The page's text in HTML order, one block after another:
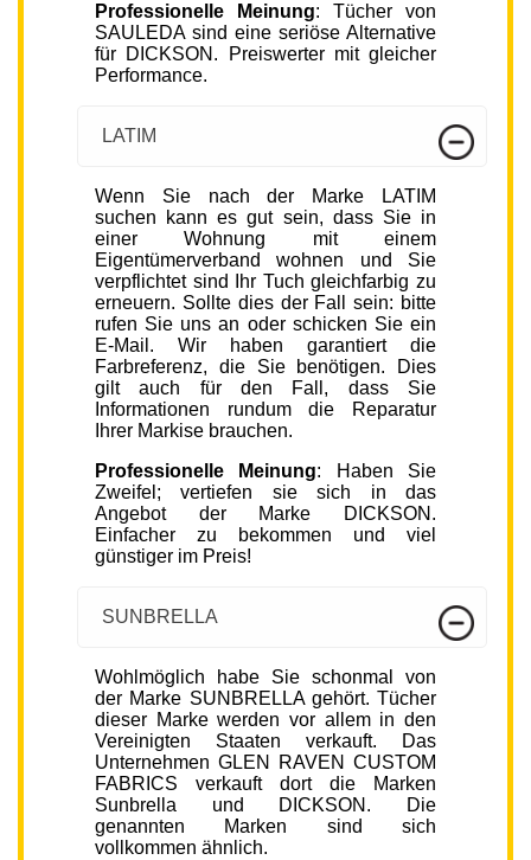
Professionelle Meinung: Tücher von
SAULEDA sind eine seriöse Alternative
für DICKSON. Preiswerter mit gleicher
Performance.
LATIM
Wenn Sie nach der Marke LATIM
suchen kann es gut sein, dass Sie in
einer Wohnung mit einem
Eigentümerverband wohnen und Sie
verpflichtet sind Ihr Tuch gleichfarbig zu
erneuern. Sollte dies der Fall sein: bitte
rufen Sie uns an oder schicken Sie ein
E-Mail. Wir haben garantiert die
Farbreferenz, die Sie benötigen. Dies
gilt auch für den Fall, dass Sie
Informationen rundum die Reparatur
Ihrer Markise brauchen.
Professionelle Meinung: Haben Sie
Zweifel; vertiefen sie sich in das
Angebot der Marke DICKSON.
Einfacher zu bekommen und viel
günstiger im Preis!
SUNBRELLA
Wohlmöglich habe Sie schonmal von
der Marke SUNBRELLA gehört. Tücher
dieser Marke werden vor allem in den
Vereinigten Staaten verkauft. Das
Unternehmen GLEN RAVEN CUSTOM
FABRICS verkauft dort die Marken
Sunbrella und DICKSON. Die
genannten Marken sind sich
vollkommen ähnlich.